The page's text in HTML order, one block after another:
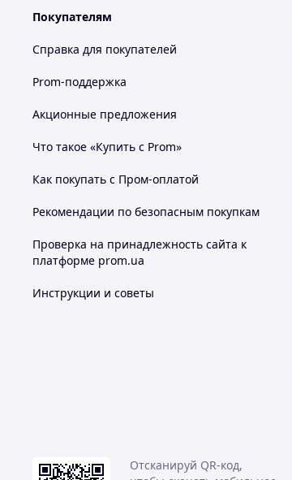
Покупателям
Справка для покупателей
Prom-поддержка
Акционные предложения
Что такое «Купить с Prom»
Как покупать с Пром-оплатой
Рекомендации по безопасным покупкам
Проверка на принадлежность сайта к
платформе prom.ua
Инструкции и советы
Отсканируй QR-код,